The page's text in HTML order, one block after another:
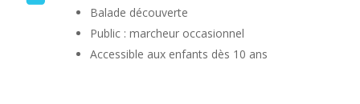
Balade découverte
Public : marcheur occasionnel
Accessible aux enfants dès 10 ans